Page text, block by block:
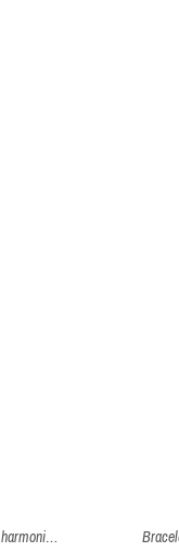
Bracelet harmonie bleue - Or jaune ou blanc 375 millièmes (9 carats)